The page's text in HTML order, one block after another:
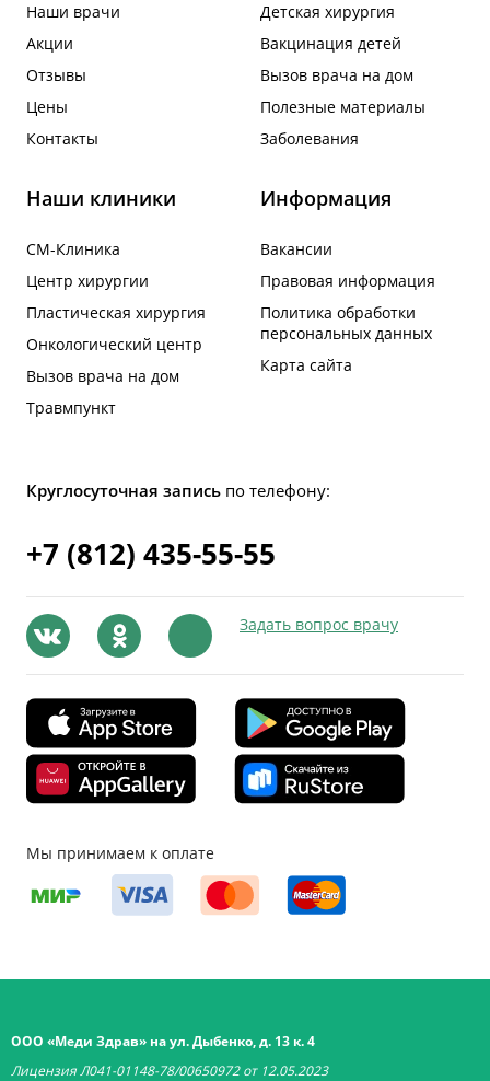
Наши врачи
Акции
Отзывы
Цены
Контакты
Детская хирургия
Вакцинация детей
Вызов врача на дом
Полезные материалы
Заболевания
Наши клиники
СМ-Клиника
Центр хирургии
Пластическая хирургия
Онкологический центр
Вызов врача на дом
Травмпункт
Информация
Вакансии
Правовая информация
Политика обработки
персональных данных
Карта сайта
Круглосуточная запись по телефону:
+7 (812) 435-55-55
Задать вопрос врачу
Мы принимаем к оплате
ООО «Меди Здрав» на ул. Дыбенко, д. 13 к. 4
Лицензия Л041-01148-78/00650972 от 12.05.2023